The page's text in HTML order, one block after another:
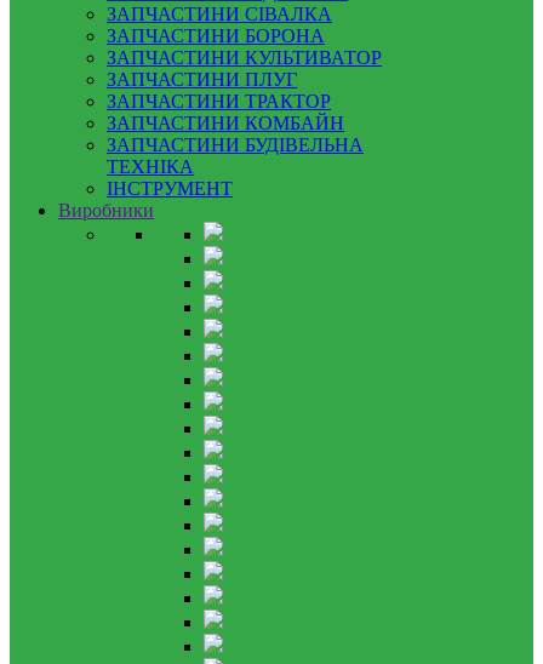
ЗАПЧАСТИНИ СІВАЛКА
ЗАПЧАСТИНИ БОРОНА
ЗАПЧАСТИНИ КУЛЬТИВАТОР
ЗАПЧАСТИНИ ПЛУГ
ЗАПЧАСТИНИ ТРАКТОР
ЗАПЧАСТИНИ КОМБАЙН
ЗАПЧАСТИНИ БУДІВЕЛЬНА
ТЕХНІКА
ІНСТРУМЕНТ
Виробники